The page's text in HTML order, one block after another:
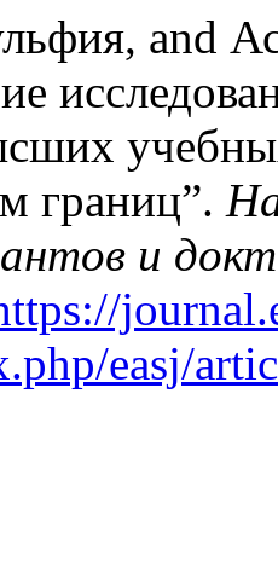
and
границ”.
и
easj/